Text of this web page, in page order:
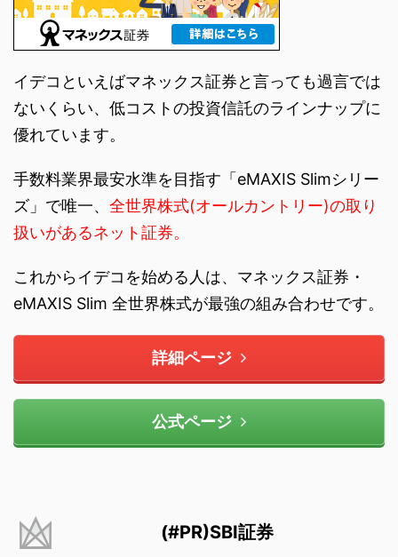
イデコといえばマネックス証券と言っても過言では
ないくらい、低コストの投資信託のラインナップに
優れています。
手数料業界最安水準を目指す「eMAXIS Slimシリー
ズ」で唯一、 全世界株式(オールカントリー)の取り
扱いがあるネット証券。
これからイデコを始める人は、マネックス証券・
eMAXIS Slim 全世界株式が最強の組み合わせです。
詳細ページ
公式ページ
(#PR)SBI証券